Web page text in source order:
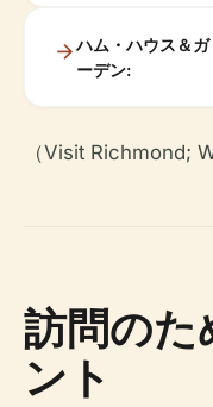
ハム・ハウス＆ガ
ーデン:
（Visit Richmond;
訪問のた
ント